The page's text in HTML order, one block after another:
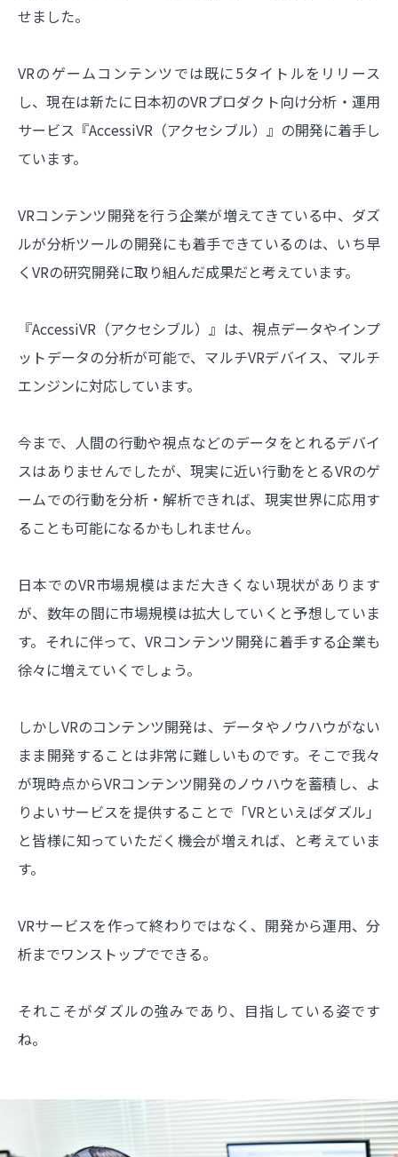
せました。
VRのゲームコンテンツでは既に5タイトルをリリース
し、現在は新たに日本初のVRプロダクト向け分析・運用
サービス『AccessiVR（アクセシブル）』の開発に着手し
ています。
VRコンテンツ開発を行う企業が増えてきている中、ダズ
ルが分析ツールの開発にも着手できているのは、いち早
くVRの研究開発に取り組んだ成果だと考えています。
『AccessiVR（アクセシブル）』は、視点データやインプ
ットデータの分析が可能で、マルチVRデバイス、マルチ
エンジンに対応しています。
今まで、人間の行動や視点などのデータをとれるデバイ
スはありませんでしたが、現実に近い行動をとるVRのゲ
ームでの行動を分析・解析できれば、現実世界に応用す
ることも可能になるかもしれません。
日本でのVR市場規模はまだ大きくない現状があります
が、数年の間に市場規模は拡大していくと予想していま
す。それに伴って、VRコンテンツ開発に着手する企業も
徐々に増えていくでしょう。
しかしVRのコンテンツ開発は、データやノウハウがない
まま開発することは非常に難しいものです。そこで我々
が現時点からVRコンテンツ開発のノウハウを蓄積し、よ
りよいサービスを提供することで「VRといえばダズル」
と皆様に知っていただく機会が増えれば、と考えていま
す。
VRサービスを作って終わりではなく、開発から運用、分
析までワンストップでできる。
それこそがダズルの強みであり、目指している姿です
ね。